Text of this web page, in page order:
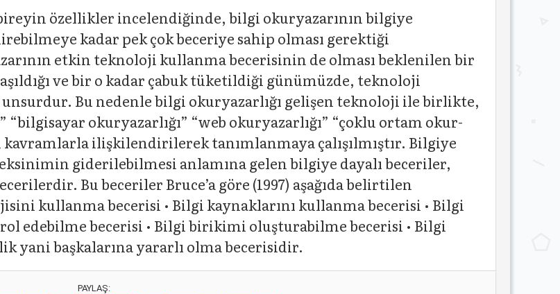
özellikler incelendiğinde, bilgi okuryazarının bilgiye
kadar pek çok beceriye sahip olması gerektiği
etkin teknoloji kullanma becerisinin de olması beklenilen bir
ve bir o kadar çabuk tüketildiği günümüzde, teknoloji
Bu nedenle bilgi okuryazarlığı gelişen teknoloji ile birlikte,
“bilgisayar okuryazarlığı” “web okuryazarlığı” “çoklu ortam okur-
kavramlarla ilişkilendirilerek tanımlanmaya çalışılmıştır. Bilgiye
giderilebilmesi anlamına gelen bilgiye dayalı beceriler,
Bu beceriler Bruce’a göre (1997) aşağıda belirtilen
kullanma becerisi • Bilgi kaynaklarını kullanma becerisi • Bilgi
edebilme becerisi • Bilgi birikimi oluşturabilme becerisi • Bilgi
yani başkalarına yararlı olma becerisidir.
PAYLAŞ: